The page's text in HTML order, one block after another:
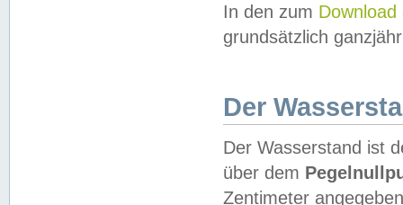
In den zum Download
grundsätzlich
Der
Der Wasserstand ist
über dem
Zentimeter